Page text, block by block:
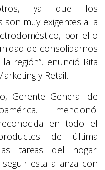
ya que los
muy exigentes a la
por ello
de consolidarnos
región”, enunció Rita
y Retail.
Gerente General de
mencionó:
en todo el
de última
tareas del hogar.
esta alianza con